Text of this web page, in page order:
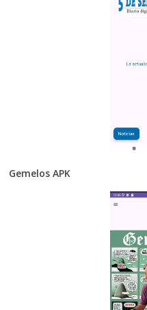
Gemelos APK